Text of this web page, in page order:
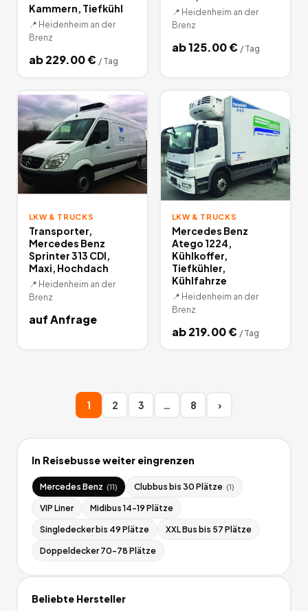
Kammern, Tiefkühl
📍 Heidenheim an der
Brenz
ab229.00€ / Tag
📍 Heidenheim an der
Brenz
ab125.00€ / Tag
LKW & TRUCKS
Transporter,
Mercedes Benz
Sprinter 313 CDI,
Maxi, Hochdach
📍 Heidenheim an der
Brenz
auf Anfrage
LKW & TRUCKS
Mercedes Benz
Atego 1224,
Kühlkoffer,
Tiefkühler,
Kühlfahrze
📍 Heidenheim an der
Brenz
ab219.00€ / Tag
1 2 3 … 8 ›
In Reisebusseweiter eingrenzen
Mercedes Benz (11) Clubbus bis 30 Plätze (1)
VIP Liner Midibus 14-19 Plätze
Singledecker bis 49 Plätze XXL Bus bis 57 Plätze
Doppeldecker 70-78 Plätze
Beliebte Hersteller